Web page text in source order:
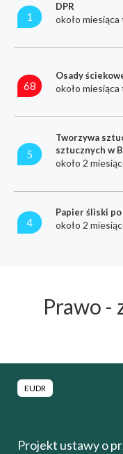
1
DPR
około miesiąca
68
Osady
około miesiąca
5
Tworzywa
sztucznych w
około 2
4
Papier śliski
około 2
Prawo -
EUDR
Projekt ustawy o